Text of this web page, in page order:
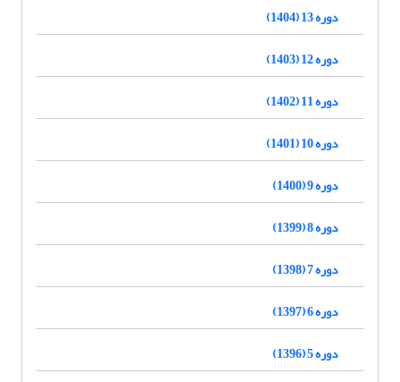
دوره 13 (1404)
دوره 12 (1403)
دوره 11 (1402)
دوره 10 (1401)
دوره 9 (1400)
دوره 8 (1399)
دوره 7 (1398)
دوره 6 (1397)
دوره 5 (1396)